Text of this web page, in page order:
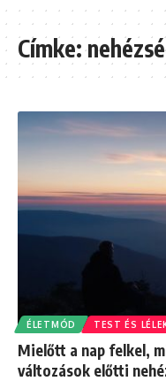
Címke:
ÉLETMÓD TEST ÉS
Mielőtt a nap felkel,
változások előtti